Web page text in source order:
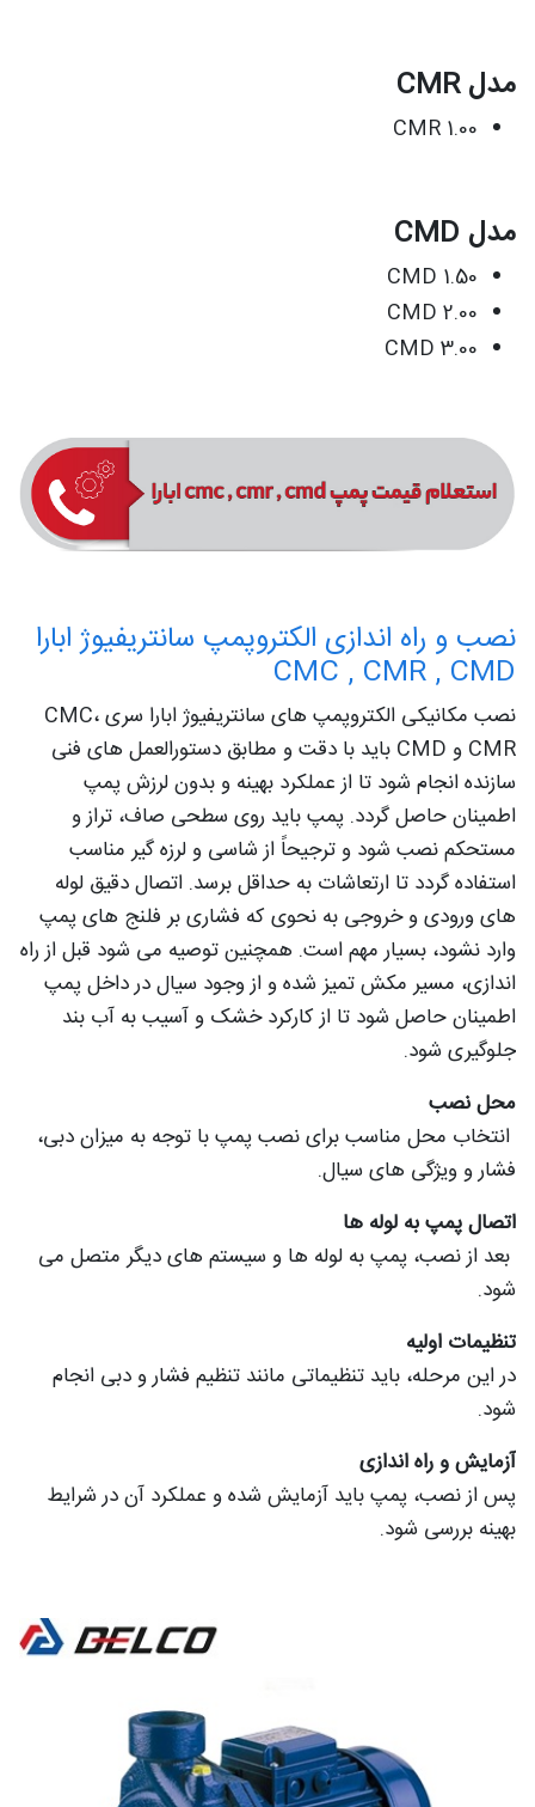
مدل CMR
CMR 1.00
مدل CMD
CMD 1.50
CMD 2.00
CMD 3.00
نصب و راه اندازی الکتروپمپ سانتریفیوژ ابارا
CMC , CMR , CMD
نصب مکانیکی الکتروپمپ های سانتریفیوژ ابارا سری CMC،
CMR و CMD باید با دقت و مطابق دستورالعمل های فنی
سازنده انجام شود تا از عملکرد بهینه و بدون لرزش پمپ
اطمینان حاصل گردد. پمپ باید روی سطحی صاف، تراز و
مستحکم نصب شود و ترجیحاً از شاسی و لرزه گیر مناسب
استفاده گردد تا ارتعاشات به حداقل برسد. اتصال دقیق لوله
های ورودی و خروجی به نحوی که فشاری بر فلنج های پمپ
وارد نشود، بسیار مهم است. همچنین توصیه می شود قبل از راه
اندازی، مسیر مکش تمیز شده و از وجود سیال در داخل پمپ
اطمینان حاصل شود تا از کارکرد خشک و آسیب به آب بند
جلوگیری شود.
محل نصب
انتخاب محل مناسب برای نصب پمپ با توجه به میزان دبی،
فشار و ویژگی های سیال.
اتصال پمپ به لوله ها
بعد از نصب، پمپ به لوله ها و سیستم های دیگر متصل می
شود.
تنظیمات اولیه
در این مرحله، باید تنظیماتی مانند تنظیم فشار و دبی انجام
شود.
آزمایش و راه اندازی
پس از نصب، پمپ باید آزمایش شده و عملکرد آن در شرایط
بهینه بررسی شود.